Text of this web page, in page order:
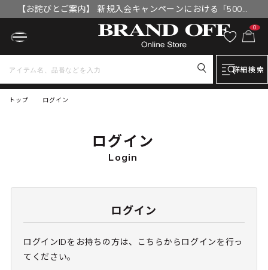
【お詫びとご案内】 新規入会キャンペーンにおける「500円
OFFクーポン」付与漏れと補填について
0
詳細検索
トップ ログイン
ログイン
Login
ログイン
ログインIDをお持ちの方は、こちらからログインを行っ
てください。